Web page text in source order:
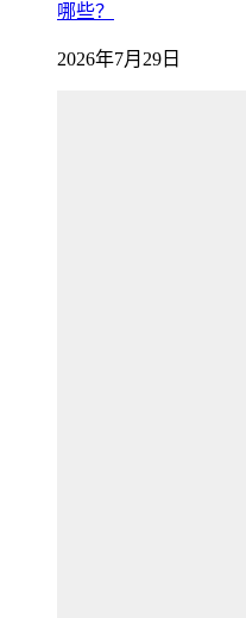
哪些？
2026年7月29日